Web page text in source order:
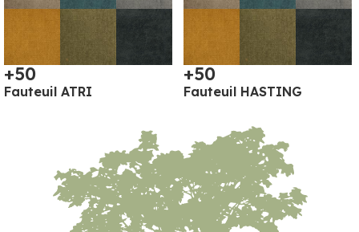
+50
Fauteuil ATRI
+50
Fauteuil HASTING